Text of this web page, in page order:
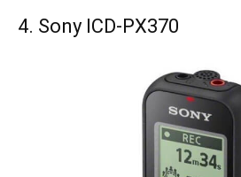
4. Sony ICD-PX370